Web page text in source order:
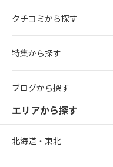
クチコミから探す
特集から探す
ブログから探す
エリアから探す
北海道・東北